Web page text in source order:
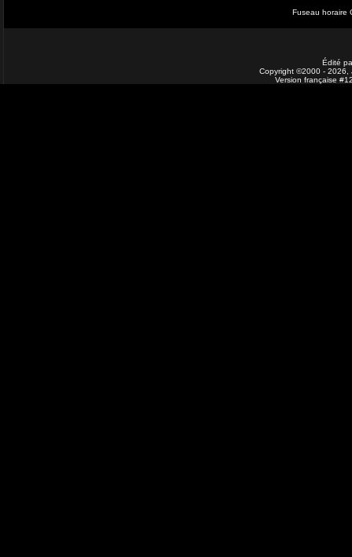
Fuseau horaire
Édité
Copyright ©2000 - 2026,
Version française